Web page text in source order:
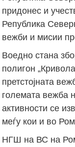
придонес и
Република
вежби и мисии
Воедно стана
полигон
претстојната
големата вежба
активности се
меѓу кои и во
НГШ на ВС на